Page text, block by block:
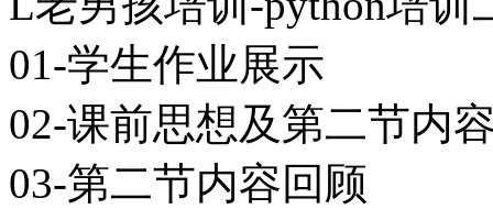
01-学生作业展示
02-课前思想及第二节内
03-第二节内容回顾